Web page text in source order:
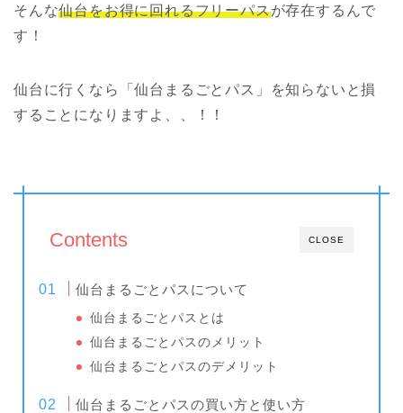
そんな仙台をお得に回れるフリーパスが存在するんで
す！
仙台に行くなら「仙台まるごとパス」を知らないと損
することになりますよ、、！！
CLOSE
Contents
仙台まるごとパスについて
仙台まるごとパスとは
仙台まるごとパスのメリット
仙台まるごとパスのデメリット
仙台まるごとパスの買い方と使い方